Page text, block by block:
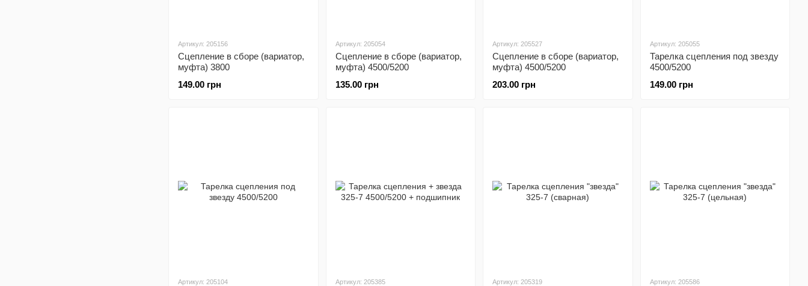
Артикул: 205156
Сцепление в сборе (вариатор,
муфта) 3800
149.00 грн
Артикул: 205054
Сцепление в сборе (вариатор,
муфта) 4500/5200
135.00 грн
Артикул: 205527
Сцепление в сборе (вариатор,
муфта) 4500/5200
203.00 грн
Артикул: 205055
Тарелка сцепления под звезду
4500/5200
149.00 грн
Артикул: 205104 Артикул: 205385 Артикул: 205319 Артикул: 205586